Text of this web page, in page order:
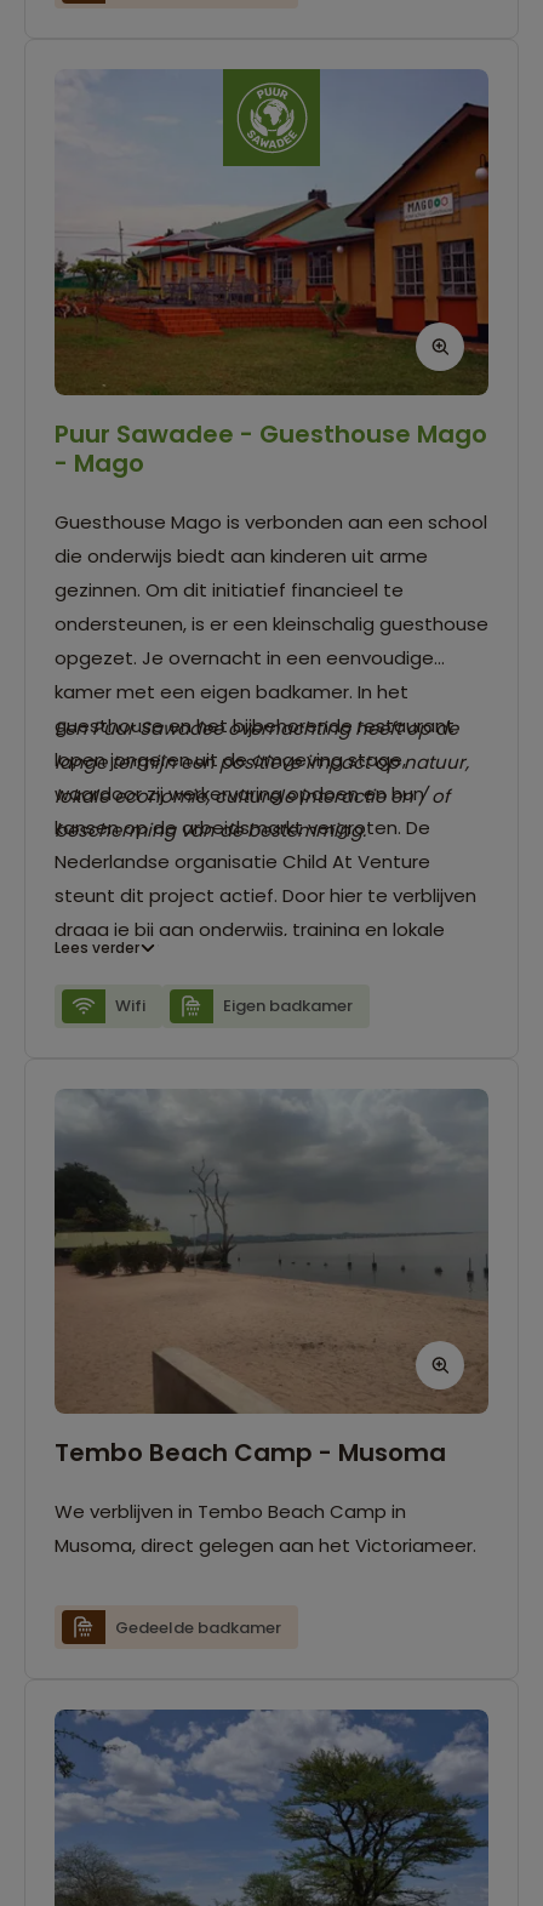
Puur Sawadee - Guesthouse Mago
- Mago
Guesthouse Mago is verbonden aan een school
die onderwijs biedt aan kinderen uit arme
gezinnen. Om dit initiatief financieel te
ondersteunen, is er een kleinschalig guesthouse
opgezet. Je overnacht in een eenvoudige
kamer met een eigen badkamer. In het
guesthouse en het bijbehorende restaurant
lopen jongeren uit de omgeving stage,
waardoor zij werkervaring opdoen en hun
kansen op de arbeidsmarkt vergroten. De
Nederlandse organisatie Child At Venture
steunt dit project actief. Door hier te verblijven
draag je bij aan onderwijs, training en lokale
beschikbaar, wat het verblijf praktisch en
toegankelijk maakt.
Een Puur Sawadee overnachting heeft op de
lange termijn een positieve impact op natuur,
lokale economie, culturele interactie en / of
bescherming van de bestemming.
Lees verder
Wifi Eigen badkamer
Tembo Beach Camp - Musoma
We verblijven in Tembo Beach Camp in
Musoma, direct gelegen aan het Victoriameer.
Gedeelde badkamer